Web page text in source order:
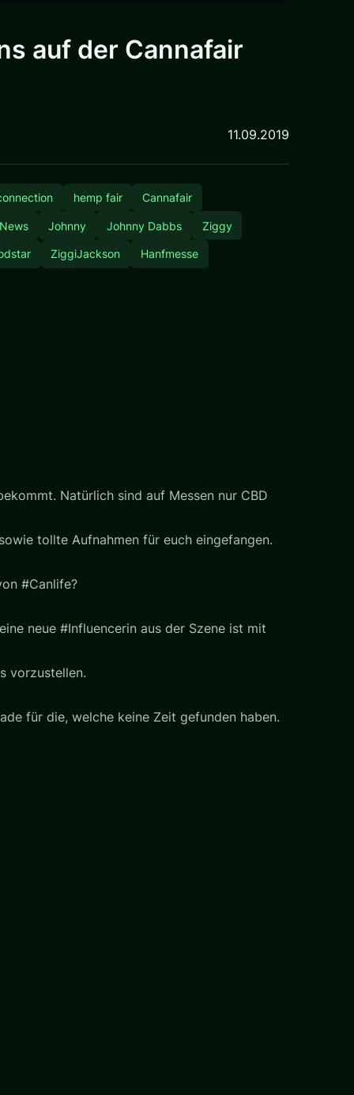
auf der Cannafair
11.09.2019
hemp fair Cannafair
Johnny Johnny Dabbs Ziggy
ZiggiJackson Hanfmesse
Natürlich sind auf Messen nur CBD
tollte Aufnahmen für euch eingefangen.
#Canlife?
neue #Influencerin aus der Szene ist mit
vorzustellen.
für die, welche keine Zeit gefunden haben.